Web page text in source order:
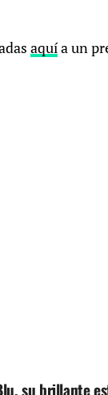
aquía un
su brillante